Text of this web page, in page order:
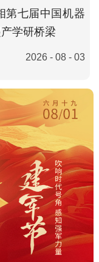
第七届中国机器
学研桥梁
2026 - 08 - 03